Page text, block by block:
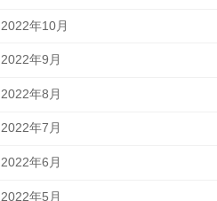
2022年10月
2022年9月
2022年8月
2022年7月
2022年6月
2022年5月